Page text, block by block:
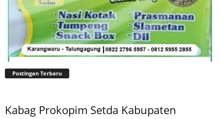
Postingan Terbaru
Kabag Prokopim Setda Kabupaten